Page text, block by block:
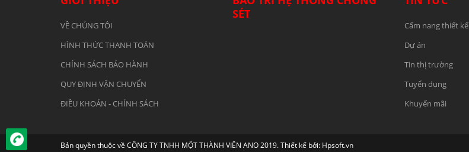
VỀ CHÚNG TÔI
HÌNH THỨC THANH TOÁN
CHÍNH SÁCH BẢO HÀNH
QUY ĐỊNH VẬN CHUYỂN
ĐIỀU KHOẢN - CHÍNH SÁCH
SÉT
Cẩm nang thiết kế
Dự án
Tin thị trường
Tuyển dụng
Khuyến mãi
Bản quyền thuộc về CÔNG TY TNHH MỘT THÀNH VIÊN ANO 2019. Thiết kế bởi: Hpsoft.vn